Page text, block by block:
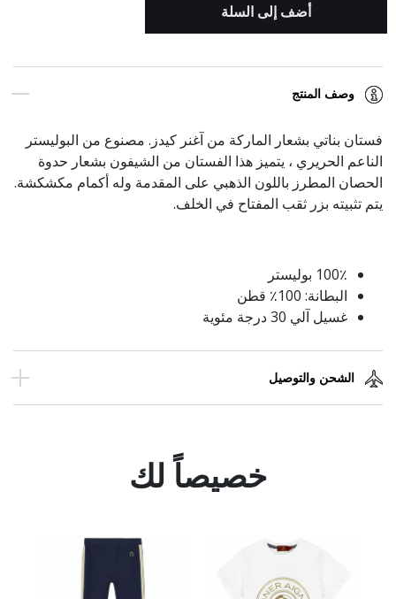
أضف إلى السلة
وصف المنتج
فستان بناتي بشعار الماركة من آغنر كيدز. مصنوع من البوليستر
الناعم الحريري ، يتميز هذا الفستان من الشيفون بشعار حدوة
الحصان المطرز باللون الذهبي على المقدمة وله أكمام مكشكشة.
يتم تثبيته بزر ثقب المفتاح في الخلف.
100٪ بوليستر
البطانة: 100٪ قطن
غسيل آلي 30 درجة مئوية
الشحن والتوصيل
خصيصاً لك